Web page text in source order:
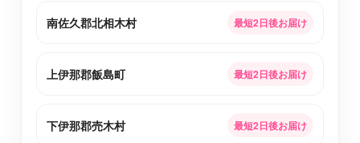
南佐久郡北相木村 最短2日後お届け
上伊那郡飯島町 最短2日後お届け
下伊那郡売木村 最短2日後お届け